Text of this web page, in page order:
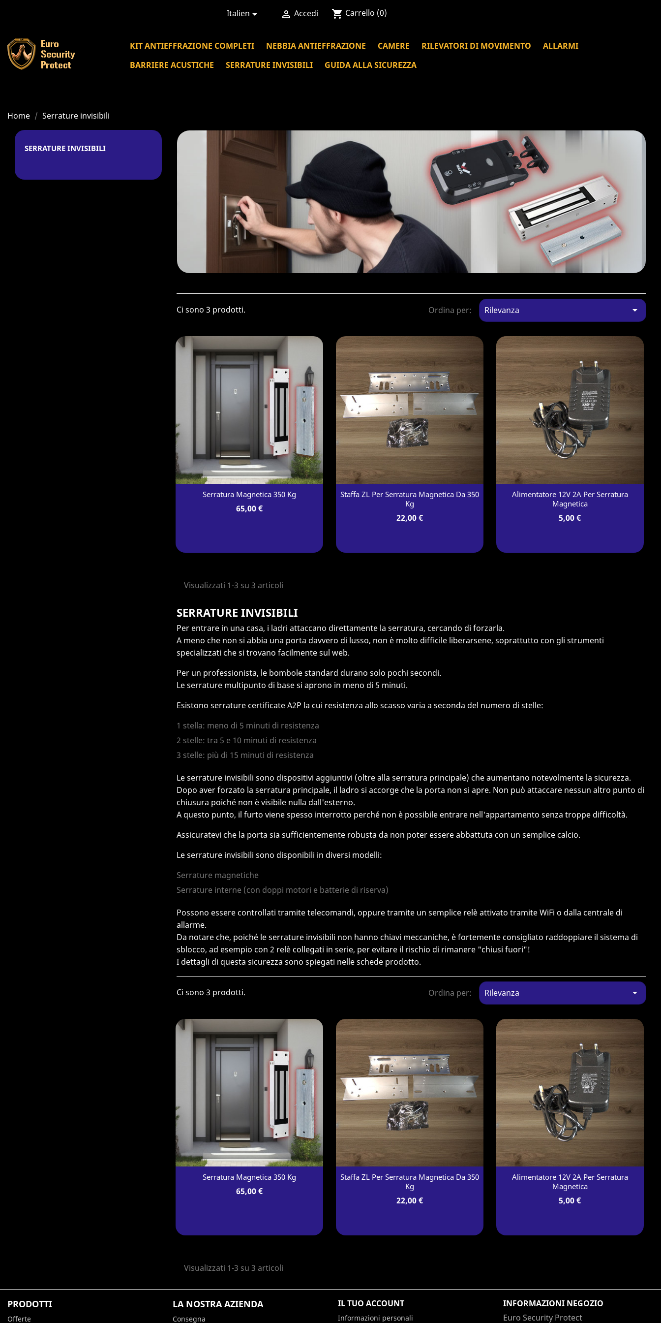
Italien  Accedi shopping_cart Carrello (0)
KIT ANTIEFFRAZIONE COMPLETI NEBBIA ANTIEFFRAZIONE CAMERE RILEVATORI DI MOVIMENTO
ALLARMI
BARRIERE ACUSTICHE
SERRATURE INVISIBILI GUIDA ALLA SICUREZZA
Home Serrature invisibili
SERRATURE INVISIBILI
Ci sono 3 prodotti. Ordina per: Rilevanza 
Serratura Magnetica 350 Kg
65,00 €
Staffa ZL Per Serratura Magnetica Da 350
Kg
22,00 €
Alimentatore 12V 2A Per Serratura
Magnetica
5,00 €
Visualizzati 1-3 su 3 articoli
SERRATURE INVISIBILI
Per entrare in una casa, i ladri attaccano direttamente la serratura, cercando di forzarla.
A meno che non si abbia una porta davvero di lusso, non è molto difficile liberarsene, soprattutto con gli strumenti
specializzati che si trovano facilmente sul web.
Per un professionista, le bombole standard durano solo pochi secondi.
Le serrature multipunto di base si aprono in meno di 5 minuti.
Esistono serrature certificate A2P la cui resistenza allo scasso varia a seconda del numero di stelle:
1 stella: meno di 5 minuti di resistenza
2 stelle: tra 5 e 10 minuti di resistenza
3 stelle: più di 15 minuti di resistenza
Le serrature invisibili sono dispositivi aggiuntivi (oltre alla serratura principale) che aumentano notevolmente la sicurezza.
Dopo aver forzato la serratura principale, il ladro si accorge che la porta non si apre. Non può attaccare nessun altro punto di
chiusura poiché non è visibile nulla dall'esterno.
A questo punto, il furto viene spesso interrotto perché non è possibile entrare nell'appartamento senza troppe difficoltà.
Assicuratevi che la porta sia sufficientemente robusta da non poter essere abbattuta con un semplice calcio.
Le serrature invisibili sono disponibili in diversi modelli:
Serrature magnetiche
Serrature interne (con doppi motori e batterie di riserva)
Possono essere controllati tramite telecomandi, oppure tramite un semplice relè attivato tramite WiFi o dalla centrale di
allarme.
Da notare che, poiché le serrature invisibili non hanno chiavi meccaniche, è fortemente consigliato raddoppiare il sistema di
sblocco, ad esempio con 2 relè collegati in serie, per evitare il rischio di rimanere "chiusi fuori"!
I dettagli di questa sicurezza sono spiegati nelle schede prodotto.
Ci sono 3 prodotti. Ordina per: Rilevanza 
Serratura Magnetica 350 Kg
65,00 €
Staffa ZL Per Serratura Magnetica Da 350
Kg
22,00 €
Alimentatore 12V 2A Per Serratura
Magnetica
5,00 €
Visualizzati 1-3 su 3 articoli
PRODOTTI
Offerte
LA NOSTRA AZIENDA
Consegna
IL TUO ACCOUNT
Informazioni personali
INFORMAZIONI NEGOZIO
Euro Security Protect